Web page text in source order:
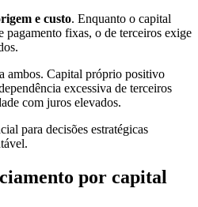
e custo. Enquanto o capital
pagamento fixas, o de terceiros exige
ambos. Capital próprio positivo
excessiva de terceiros
com juros elevados.
para decisões estratégicas
por capital